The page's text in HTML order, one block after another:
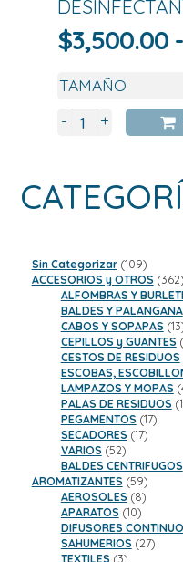
$3,500.00 -
- +
Sin Categorizar 109109
ACCESORIOS y OTROS 362
ALFOMBRAS Y
BALDES Y PALANGANA
CABOS Y SOPAPAS 13
CEPILLOS y GUANTES
CESTOS DE RESIDUOS
ESCOBAS,
LAMPAZOS Y MOPAS
PALAS DE RESIDUOS
PEGAMENTOS 1717
SECADORES 1717
VARIOS 5252
productos
BALDES CENTRIFUGOS
AROMATIZANTES 5959
AEROSOLES 88
productos
APARATOS 1010
DIFUSORES
SAHUMERIOS 2727
TEXTILES 33